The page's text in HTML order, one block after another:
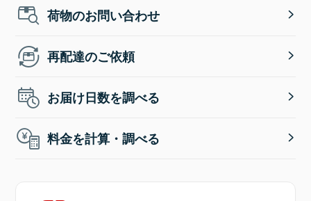
荷物のお問い合わせ
再配達のご依頼
お届け日数を調べる
料金を計算・調べる